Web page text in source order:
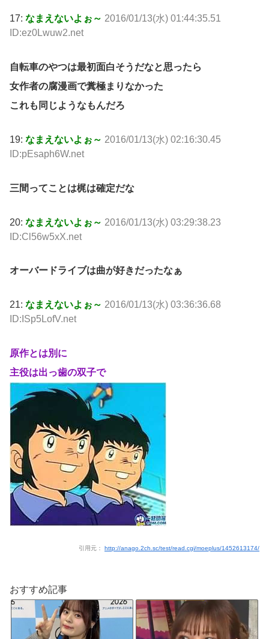
17: なまえないよぉ～ 2016/01/13(水) 01:44:35.51
ID:ez0Lwuw2.net
自転車のやつは最初面白そうだなと思ったら
女作者の腐漫画で糞極まりなかった
これも同じようなもんだろ
19: なまえないよぉ～ 2016/01/13(水) 02:16:30.45
ID:pEsaph6W.net
三間ってことは梶は確定だな
20: なまえないよぉ～ 2016/01/13(水) 03:29:38.23
ID:Cl56w5xX.net
オーバードライブは曲が好きだったなぁ
21: なまえないよぉ～ 2016/01/13(水) 03:36:36.68
ID:ISp5LofV.net
原作とは別に
主役は出っ歯の双子で
引用元： http://anago.2ch.sc/test/read.cgi/moeplus/1452613174/
おすすめ記事